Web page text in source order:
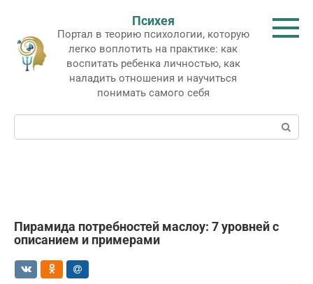
контенту
Психея
Портал в теорию психологии, которую
легко воплотить на практике: как
воспитать ребенка личностью, как
наладить отношения и научиться
понимать самого себя
Поиск:
Пирамида потребностей маслоу: 7 уровней с
описанием и примерами